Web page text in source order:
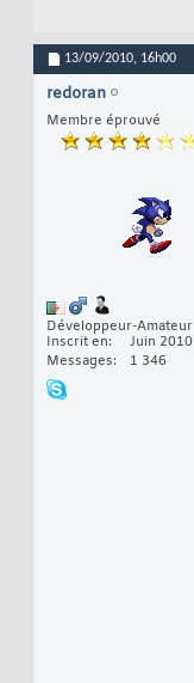
13/09/2010, 16h00
redoran
Membre éprouvé
Développeur-Amateur
Inscrit en
Juin 2010
Messages
1 346